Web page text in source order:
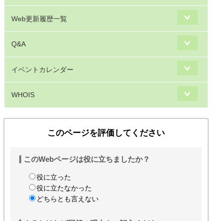
Web更新履歴一覧
Q&A
イベントカレンダー
WHOIS
このページを評価してください
このWebページは役に立ちましたか？
役に立った
役に立たなかった
どちらとも言えない